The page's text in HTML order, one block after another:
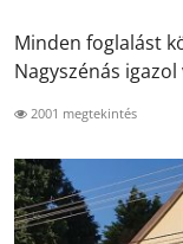
Minden foglalást
Nagyszénás igazol
2001 megtekintés